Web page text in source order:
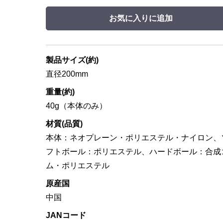
お気に入りに追加
製品サイズ(約)
直径200mm
重量(約)
40g（本体のみ）
材質(品質)
本体：ネオプレーン・ポリエステル・ナイロン、
フトボール：ポリエステル、ハードボール：合成
ム・ポリエステル
原産国
中国
JANコード